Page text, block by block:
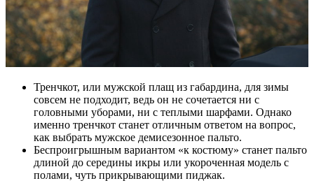
Тренчкот, или мужской плащ из габардина, для зимы
совсем не подходит, ведь он не сочетается ни с
головными уборами, ни с теплыми шарфами. Однако
именно тренчкот станет отличным ответом на вопрос,
как выбрать мужское демисезонное пальто.
Беспроигрышным вариантом «к костюму» станет пальто
длиной до середины икры или укороченная модель с
полами, чуть прикрывающими пиджак.